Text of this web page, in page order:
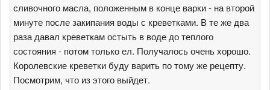
сливочного масла, положенным в конце варки - на второй
минуте после закипания воды с креветками. В те же два
раза давал креветкам остыть в воде до теплого
состояния - потом только ел. Получалось очень хорошо.
Королевские креветки буду варить по тому же рецепту.
Посмотрим, что из этого выйдет.